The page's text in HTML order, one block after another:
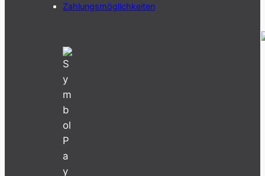
Zahlungsmöglichkeiten